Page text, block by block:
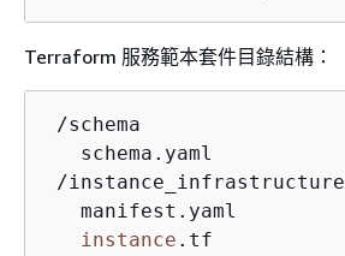
Terraform 服務範本套件目錄結構：
/schema
   schema.yaml
/instance_infrastructure
instance .tf